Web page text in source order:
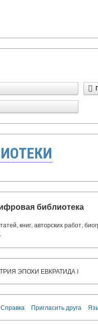
библиотека
книг, авторских работ,
ЭПОХИ ЕВКРАТИДА I
Справка Пригласить друга